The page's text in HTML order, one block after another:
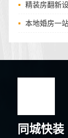
精装房翻新
本地婚房一
同城快装